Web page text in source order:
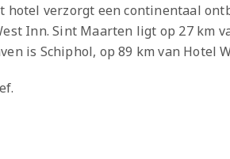
hotel verzorgt een continentaal
Inn. Sint Maarten ligt op 27 km
is Schiphol, op 89 km van Hotel